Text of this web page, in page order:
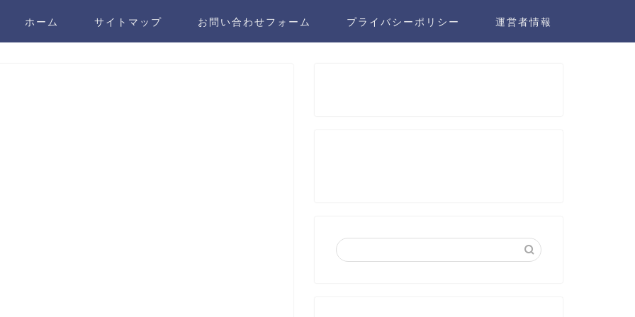
ホーム サイトマップ お問い合わせフォーム プライバシーポリシー 運営者情報